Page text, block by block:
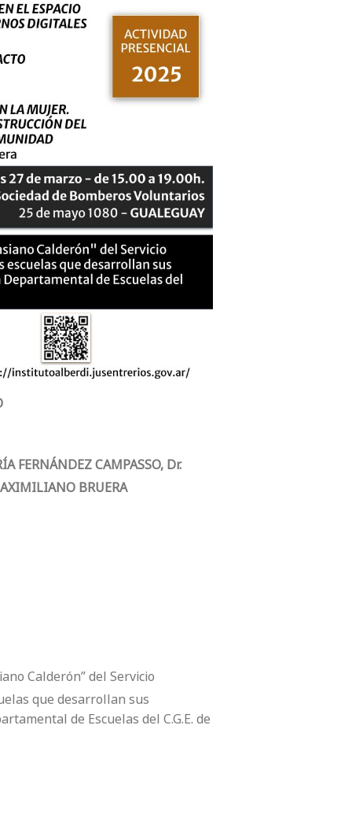
FERNÁNDEZ CAMPASSO, Dr.
BRUERA
Calderón” del Servicio
que desarrollan sus
de Escuelas del C.G.E. de